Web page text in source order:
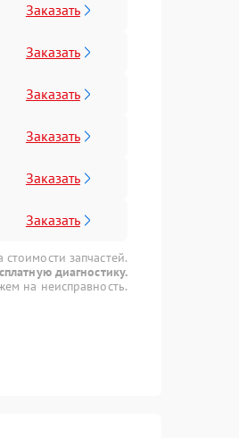
Заказать
Заказать
Заказать
Заказать
Заказать
Заказать
запчастей.
диагностику.
на неисправность.